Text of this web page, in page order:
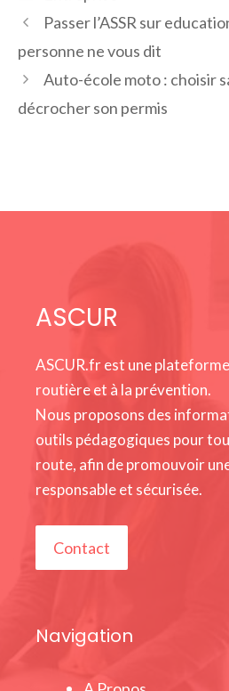
Passer l’ASSR sur
personne ne vous dit
Auto-école moto : choisir
décrocher son permis
ASCUR
ASCUR.fr est une
routière et à la prévention.
Nous proposons des
outils pédagogiques pour
route, afin de promouvoir
responsable et sécurisée.
Contact
Navigation